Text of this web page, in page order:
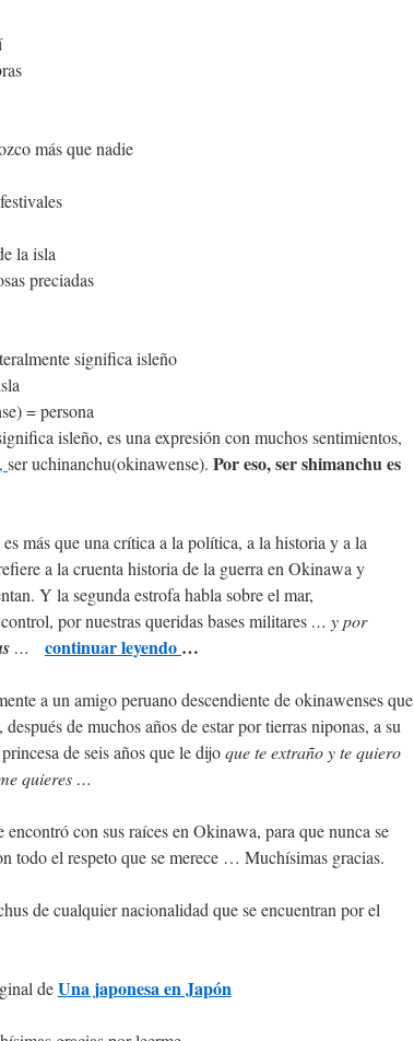
más que nadie
la isla
preciadas
significa isleño
= persona
isleño, es una expresión con muchos sentimientos,
ser uchinanchu(okinawense). Por eso, ser shimanchu es
más que una crítica a la política, a la historia y a la
a la cruenta historia de la guerra en Okinawa y
Y la segunda estrofa habla sobre el mar,
por nuestras queridas bases militares … y por
… continuar leyendo …
a un amigo peruano descendiente de okinawenses que
de muchos años de estar por tierras niponas, a su
de seis años que le dijoque te extraño y te quiero
quieres …
encontró con sus raíces en Okinawa, para que nunca se
todo el respeto que se merece … Muchísimas gracias.
de cualquier nacionalidad que se encuentran por el
deUna japonesa en Japón